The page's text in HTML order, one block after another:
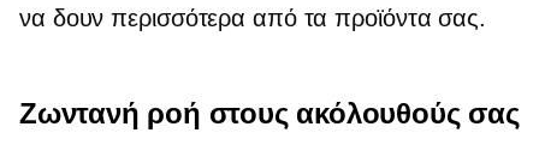
να δουν περισσότερα από τα προϊόντα σας.
Ζωντανή ροή στους ακόλουθούς σας